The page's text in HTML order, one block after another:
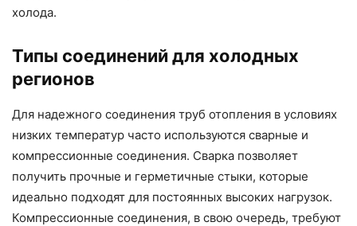
холода.
Типы соединений для холодных
регионов
Для надежного соединения труб отопления в условиях
низких температур часто используются сварные и
компрессионные соединения. Сварка позволяет
получить прочные и герметичные стыки, которые
идеально подходят для постоянных высоких нагрузок.
Компрессионные соединения, в свою очередь, требуют